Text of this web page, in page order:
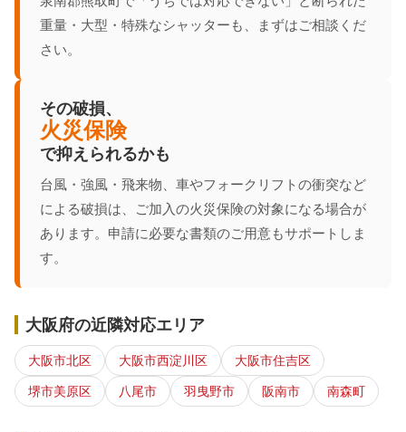
重量・大型・特殊なシャッターも、まずはご相談くだ
さい。
その破損、
火災保険
で抑えられるかも
台風・強風・飛来物、車やフォークリフトの衝突など
による破損は、ご加入の火災保険の対象になる場合が
あります。申請に必要な書類のご用意もサポートしま
す。
大阪府の近隣対応エリア
大阪市北区 大阪市西淀川区
大阪市住吉区
堺市美原区
八尾市 羽曳野市 阪南市 南森町